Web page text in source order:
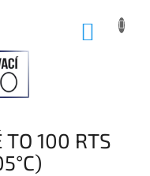
100 RTS